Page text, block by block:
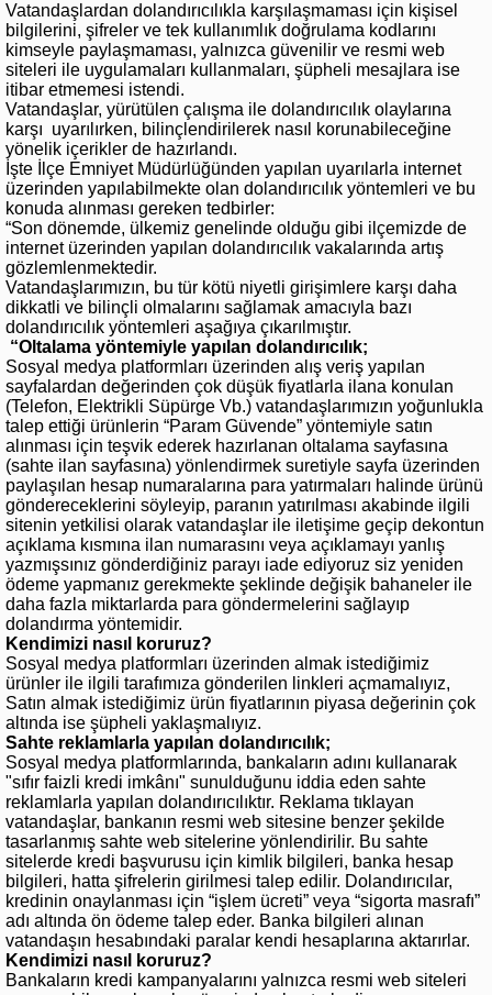
Vatandaşlardan dolandırıcılıkla karşılaşmaması için kişisel
bilgilerini, şifreler ve tek kullanımlık doğrulama kodlarını
kimseyle paylaşmaması, yalnızca güvenilir ve resmi web
siteleri ile uygulamaları kullanmaları, şüpheli mesajlara ise
itibar etmemesi istendi.
Vatandaşlar, yürütülen çalışma ile dolandırıcılık olaylarına
karşı uyarılırken, bilinçlendirilerek nasıl korunabileceğine
yönelik içerikler de hazırlandı.
İşte İlçe Emniyet Müdürlüğünden yapılan uyarılarla internet
üzerinden yapılabilmekte olan dolandırıcılık yöntemleri ve bu
konuda alınması gereken tedbirler:
“Son dönemde, ülkemiz genelinde olduğu gibi ilçemizde de
internet üzerinden yapılan dolandırıcılık vakalarında artış
gözlemlenmektedir.
Vatandaşlarımızın, bu tür kötü niyetli girişimlere karşı daha
dikkatli ve bilinçli olmalarını sağlamak amacıyla bazı
dolandırıcılık yöntemleri aşağıya çıkarılmıştır.
“Oltalama yöntemiyle yapılan dolandırıcılık;
Sosyal medya platformları üzerinden alış veriş yapılan
sayfalardan değerinden çok düşük fiyatlarla ilana konulan
(Telefon, Elektrikli Süpürge Vb.) vatandaşlarımızın yoğunlukla
talep ettiği ürünlerin “Param Güvende” yöntemiyle satın
alınması için teşvik ederek hazırlanan oltalama sayfasına
(sahte ilan sayfasına) yönlendirmek suretiyle sayfa üzerinden
paylaşılan hesap numaralarına para yatırmaları halinde ürünü
göndereceklerini söyleyip, paranın yatırılması akabinde ilgili
sitenin yetkilisi olarak vatandaşlar ile iletişime geçip dekontun
açıklama kısmına ilan numarasını veya açıklamayı yanlış
yazmışsınız gönderdiğiniz parayı iade ediyoruz siz yeniden
ödeme yapmanız gerekmekte şeklinde değişik bahaneler ile
daha fazla miktarlarda para göndermelerini sağlayıp
dolandırma yöntemidir.
Kendimizi nasıl koruruz?
Sosyal medya platformları üzerinden almak istediğimiz
ürünler ile ilgili tarafımıza gönderilen linkleri açmamalıyız,
Satın almak istediğimiz ürün fiyatlarının piyasa değerinin çok
altında ise şüpheli yaklaşmalıyız.
Sahte reklamlarla yapılan dolandırıcılık;
Sosyal medya platformlarında, bankaların adını kullanarak
"sıfır faizli kredi imkânı" sunulduğunu iddia eden sahte
reklamlarla yapılan dolandırıcılıktır. Reklama tıklayan
vatandaşlar, bankanın resmi web sitesine benzer şekilde
tasarlanmış sahte web sitelerine yönlendirilir. Bu sahte
sitelerde kredi başvurusu için kimlik bilgileri, banka hesap
bilgileri, hatta şifrelerin girilmesi talep edilir. Dolandırıcılar,
kredinin onaylanması için “işlem ücreti” veya “sigorta masrafı”
adı altında ön ödeme talep eder. Banka bilgileri alınan
vatandaşın hesabındaki paralar kendi hesaplarına aktarırlar.
Kendimizi nasıl koruruz?
Bankaların kredi kampanyalarını yalnızca resmi web siteleri